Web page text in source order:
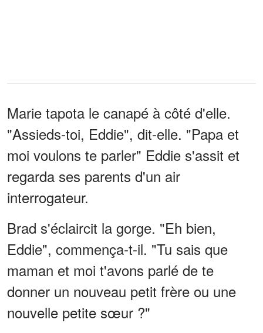
Marie tapota le canapé à côté d'elle.
"Assieds-toi, Eddie", dit-elle. "Papa et
moi voulons te parler" Eddie s'assit et
regarda ses parents d'un air
interrogateur.
Brad s'éclaircit la gorge. "Eh bien,
Eddie", commença-t-il. "Tu sais que
maman et moi t'avons parlé de te
donner un nouveau petit frère ou une
nouvelle petite sœur ?"